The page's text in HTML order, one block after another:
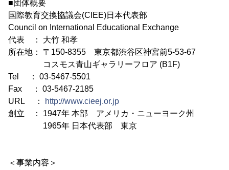
■団体概要
国際教育交換協議会(CIEE)日本代表部
Council on International Educational Exchange
代表 ： 大竹 和孝
所在地： 〒150-8355 東京都渋谷区神宮前5-53-67
コスモス青山ギャラリーフロア (B1F)
Tel ： 03-5467-5501
Fax ： 03-5467-2185
URL ：
http://www.cieej.or.jp
創立 ： 1947年 本部 アメリカ・ニューヨーク州
1965年 日本代表部 東京
＜事業内容＞